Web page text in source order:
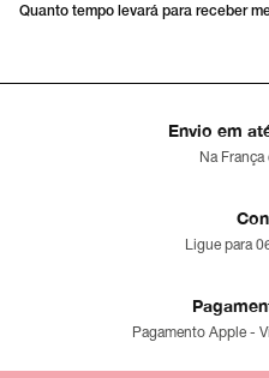
Quanto tempo levará para receber
Envio em
Na
Ligue para
Pagamento Apple -